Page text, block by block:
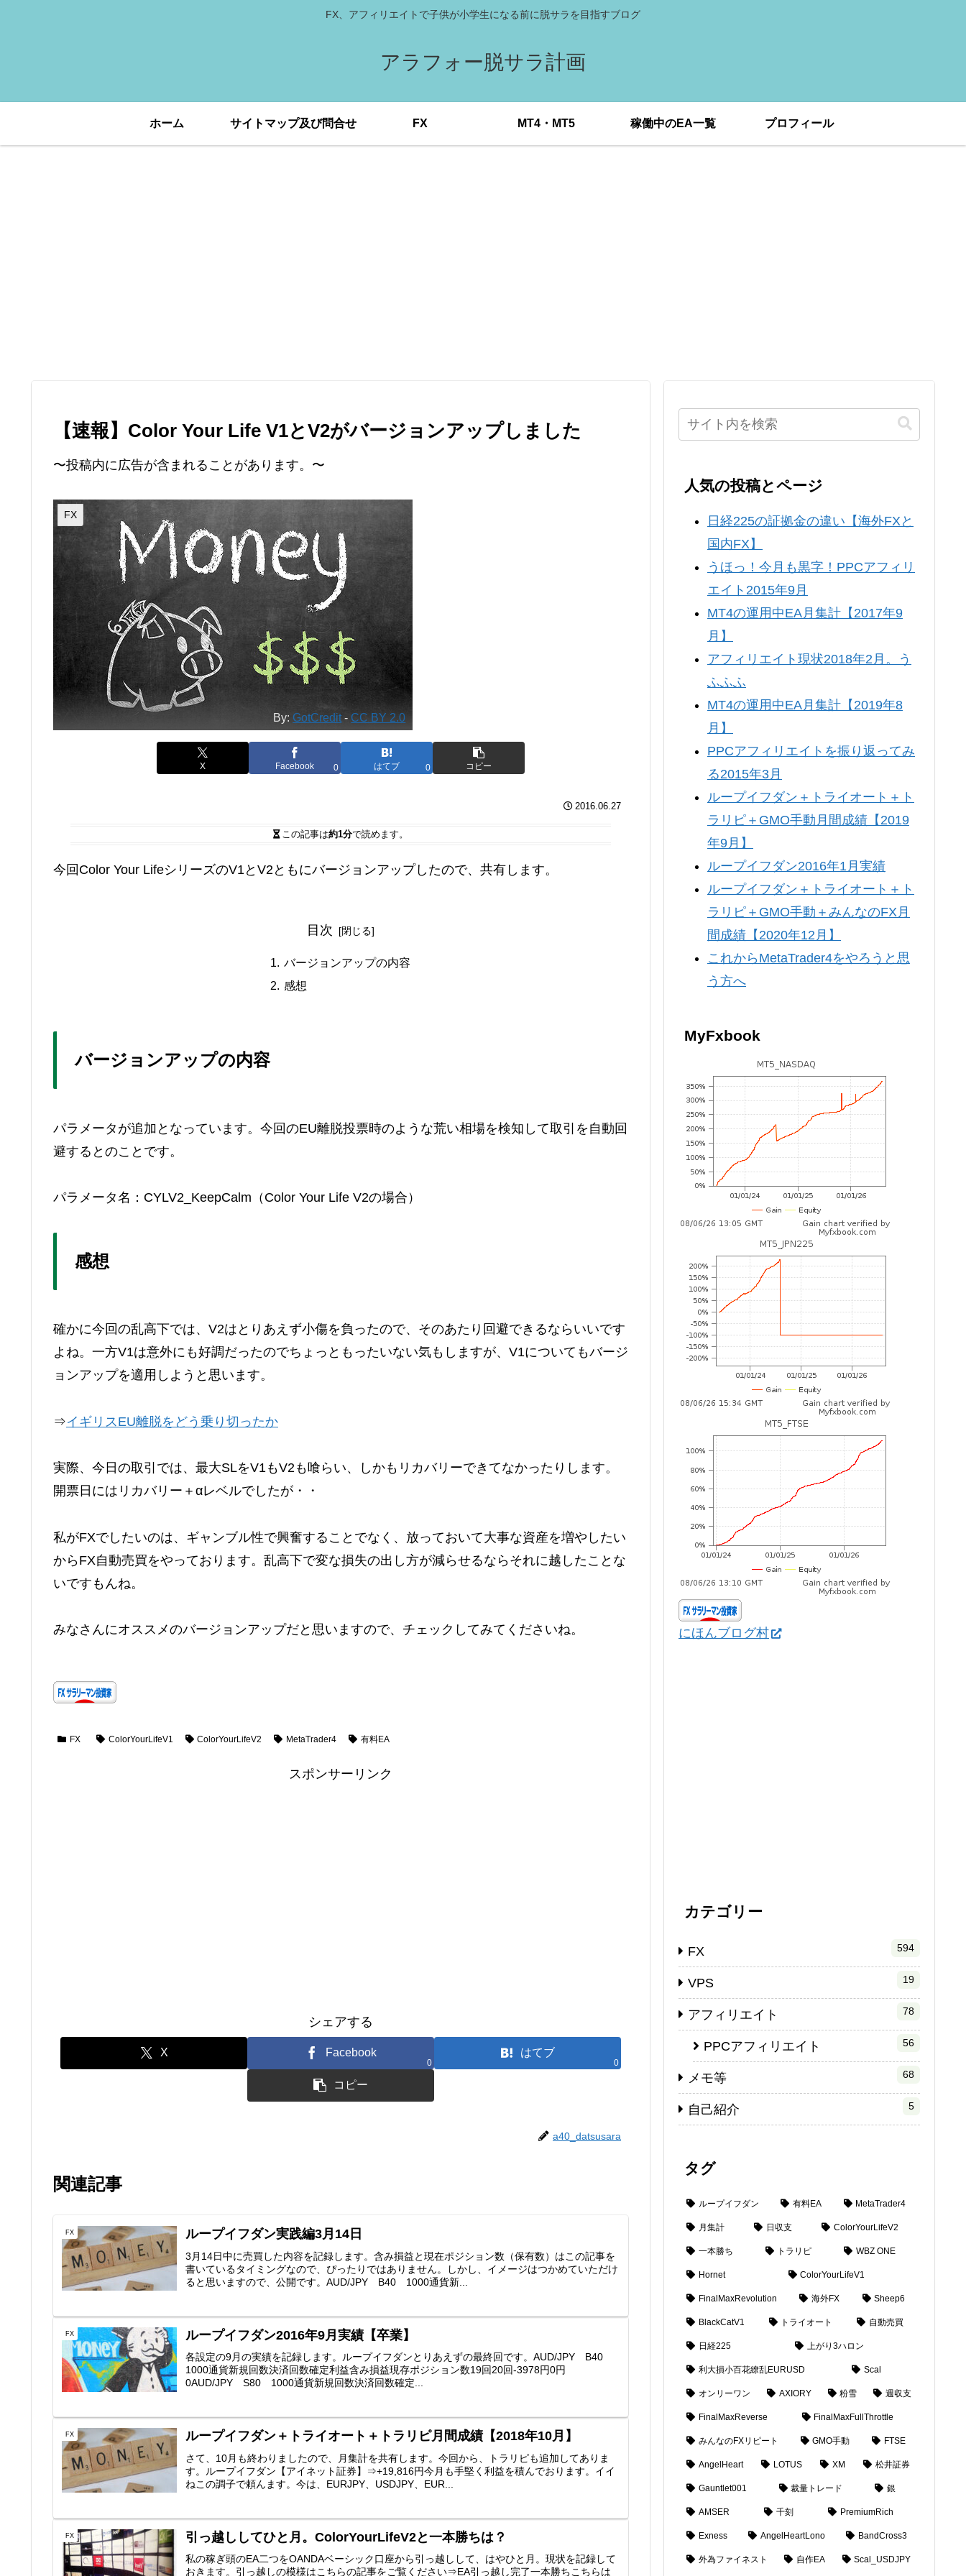
FX、アフィリエイトで子供が小学生になる前に脱サラを目指すブログ
アラフォー脱サラ計画
ホーム サイトマップ及び問合せ FX MT4・MT5 稼働中のEA一覧 プロフィール
【速報】Color Your Life V1とV2がバージョンアップしました
〜投稿内に広告が含まれることがあります。〜
FX
By: GotCredit-CC BY 2.0
X Facebook 0 はてブ 0 コピー
2016.06.27
この記事は約1分で読めます。
今回Color Your LifeシリーズのV1とV2ともにバージョンアップしたので、共有します。
目次
バージョンアップの内容
感想
バージョンアップの内容
パラメータが追加となっています。今回のEU離脱投票時のような荒い相場を検知して取引を自動回
避するとのことです。
パラメータ名：CYLV2_KeepCalm（Color Your Life V2の場合）
感想
確かに今回の乱高下では、V2はとりあえず小傷を負ったので、そのあたり回避できるならいいです
よね。一方V1は意外にも好調だったのでちょっともったいない気もしますが、V1についてもバージ
ョンアップを適用しようと思います。
⇒イギリスEU離脱をどう乗り切ったか
実際、今日の取引では、最大SLをV1もV2も喰らい、しかもリカバリーできてなかったりします。
開票日にはリカバリー＋αレベルでしたが・・
私がFXでしたいのは、ギャンブル性で興奮することでなく、放っておいて大事な資産を増やしたい
からFX自動売買をやっております。乱高下で変な損失の出し方が減らせるならそれに越したことな
いですもんね。
みなさんにオススメのバージョンアップだと思いますので、チェックしてみてくださいね。
FX ColorYourLifeV1 ColorYourLifeV2 MetaTrader4 有料EA
スポンサーリンク
シェアする
X Facebook
0
はてブ
0
コピー
a40_datsusara
関連記事
FX ループイフダン実践編3月14日
3月14日中に売買した内容を記録します。含み損益と現在ポジション数（保有数）はこの記事を
書いているタイミングなので、ぴったりではありません。しかし、イメージはつかめていただけ
ると思いますので、公開です。AUD/JPY B40 1000通貨新...
FX ループイフダン2016年9月実績【卒業】
各設定の9月の実績を記録します。ループイフダンとりあえずの最終回です。AUD/JPY B40
1000通貨新規回数決済回数確定利益含み損益現存ポジション数19回20回-3978円0円
0AUD/JPY S80 1000通貨新規回数決済回数確定...
FX ループイフダン＋トライオート＋トラリピ月間成績【2018年10月】
さて、10月も終わりましたので、月集計を共有します。今回から、トラリピも追加してありま
す。ループイフダン【アイネット証券】⇒+19,816円今月も手堅く利益を積んでおります。イイ
ねこの調子で頼んます。今は、EURJPY、USDJPY、EUR...
FX 引っ越ししてひと月。ColorYourLifeV2と一本勝ちは？
私の稼ぎ頭のEA二つをOANDAベーシック口座から引っ越しして、はやひと月。現状を記録して
おきます。引っ越しの模様はこちらの記事をご覧ください⇒EA引っ越し完了一本勝ちこちらは
人気の投稿とページ
日経225の証拠金の違い【海外FXと
国内FX】
うほっ！今月も黒字！PPCアフィリ
エイト2015年9月
MT4の運用中EA月集計【2017年9
月】
アフィリエイト現状2018年2月。う
ふふふ
MT4の運用中EA月集計【2019年8
月】
PPCアフィリエイトを振り返ってみ
る2015年3月
ループイフダン＋トライオート＋ト
ラリピ＋GMO手動月間成績【2019
年9月】
ループイフダン2016年1月実績
ループイフダン＋トライオート＋ト
ラリピ＋GMO手動＋みんなのFX月
間成績【2020年12月】
これからMetaTrader4をやろうと思
う方へ
MyFxbook
にほんブログ村
カテゴリー
FX 594
VPS 19
アフィリエイト 78
PPCアフィリエイト 56
メモ等 68
自己紹介 5
タグ
ループイフダン 有料EA MetaTrader4
月集計 日収支 ColorYourLifeV2
一本勝ち トラリピ WBZ ONE
Hornet ColorYourLifeV1
FinalMaxRevolution 海外FX Sheep6
BlackCatV1 トライオート 自動売買
日経225 上がり3ハロン
利大損小百花繚乱EURUSD Scal
オンリーワン AXIORY 粉雪 週収支
FinalMaxReverse FinalMaxFullThrottle
みんなのFXリピート GMO手動 FTSE
AngelHeart LOTUS XM 松井証券
Gauntlet001 裁量トレード 銀
AMSER 千刻 PremiumRich
Exness AngelHeartLono BandCross3
外為ファイネスト 自作EA Scal_USDJPY